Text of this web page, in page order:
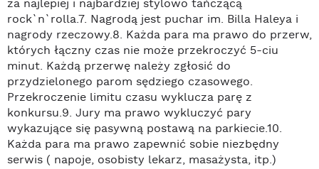
za najlepiej i najbardziej stylowo tańczącą
rock`n`rolla.7. Nagrodą jest puchar im. Billa Haleya i
nagrody rzeczowy.8. Każda para ma prawo do przerw,
których łączny czas nie może przekroczyć 5-ciu
minut. Każdą przerwę należy zgłosić do
przydzielonego parom sędziego czasowego.
Przekroczenie limitu czasu wyklucza parę z
konkursu.9. Jury ma prawo wykluczyć pary
wykazujące się pasywną postawą na parkiecie.10.
Każda para ma prawo zapewnić sobie niezbędny
serwis ( napoje, osobisty lekarz, masażysta, itp.)